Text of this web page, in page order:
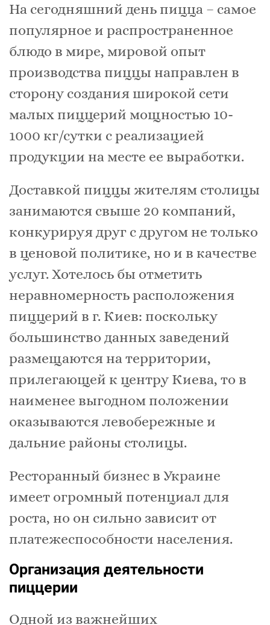
На сегодняшний день пицца – самое
популярное и распространенное
блюдо в мире, мировой опыт
производства пиццы направлен в
сторону создания широкой сети
малых пиццерий мощностью 10-
1000 кг/сутки с реализацией
продукции на месте ее выработки.
Доставкой пиццы жителям столицы
занимаются свыше 20 компаний,
конкурируя друг с другом не только
в ценовой политике, но и в качестве
услуг. Хотелось бы отметить
неравномерность расположения
пиццерий в г. Киев: поскольку
большинство данных заведений
размещаются на территории,
прилегающей к центру Киева, то в
наименее выгодном положении
оказываются левобережные и
дальние районы столицы.
Ресторанный бизнес в Украине
имеет огромный потенциал для
роста, но он сильно зависит от
платежеспособности населения.
Организация деятельности
пиццерии
Одной из важнейших